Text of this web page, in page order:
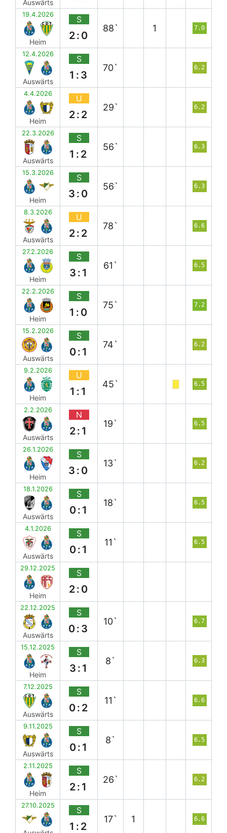
Auswärts
19.4.2026
Heim
S
2:0
88` 1 7.0
12.4.2026
Auswärts
S
1:3
70` 6.2
4.4.2026
Heim
U
2:2
29` 6.2
22.3.2026
Auswärts
S
1:2
56` 6.3
15.3.2026
Heim
S
3:0
56` 6.3
8.3.2026
Auswärts
U
2:2
78` 6.6
27.2.2026
Heim
S
3:1
61` 6.5
22.2.2026
Heim
S
1:0
75` 7.2
15.2.2026
Auswärts
S
0:1
74` 6.2
9.2.2026
Heim
U
1:1
45` 6.5
2.2.2026
Auswärts
N
2:1
19` 6.5
26.1.2026
Heim
S
3:0
13` 6.2
18.1.2026
Auswärts
S
0:1
18` 6.5
4.1.2026
Auswärts
S
0:1
11` 6.5
29.12.2025
Heim
S
2:0
22.12.2025
Auswärts
S
0:3
10` 6.7
15.12.2025
Heim
S
3:1
8` 6.3
7.12.2025
Auswärts
S
0:2
11` 6.6
9.11.2025
Auswärts
S
0:1
8` 6.5
2.11.2025
Heim
S
2:1
26` 6.2
27.10.2025 S
1:2
17` 1 6.6